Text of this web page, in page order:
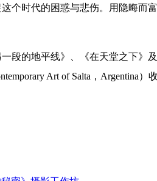
个时代的困惑与悲伤。用隐晦
段的地平线》、《在天堂之下
Art of Salta，Argentina）收